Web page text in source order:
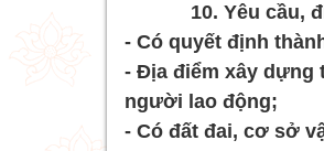
10. Yêu cầu,
- Có quyết định
- Địa điểm xây dựng
người lao động;
- Có đất đai, cơ sở